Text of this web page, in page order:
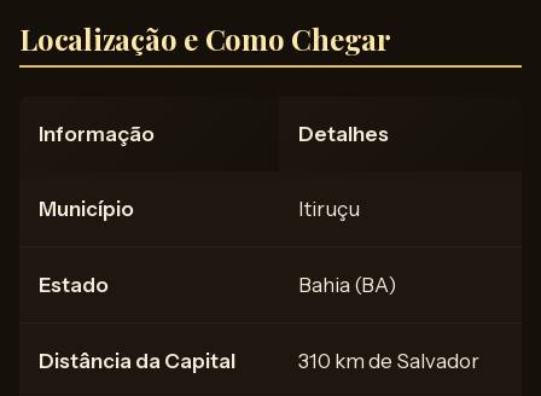
Localização e Como Chegar
Informação Detalhes
Município Itiruçu
Estado Bahia (BA)
Distância da Capital 310 km de Salvador